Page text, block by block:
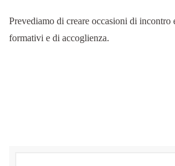
Prevediamo di creare occasioni di incontro
formativi e di accoglienza.